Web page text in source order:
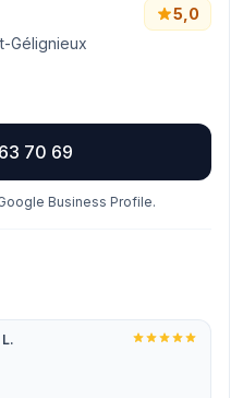
Gélignieux
5,0
70 69
Business Profile.